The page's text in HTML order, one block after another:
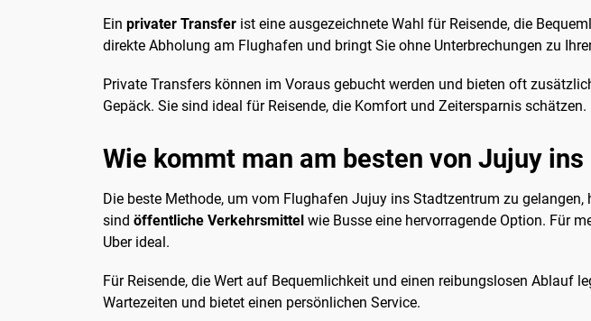
Ein privater Transfer ist eine ausgezeichnete Wahl für Reisende, die
direkte Abholung am Flughafen und bringt Sie ohne Unterbrechungen zu
Private Transfers können im Voraus gebucht werden und bieten oft
Gepäck. Sie sind ideal für Reisende, die Komfort und Zeitersparnis schätzen.
Wie kommt man am besten von Jujuy
Die beste Methode, um vom Flughafen Jujuy ins Stadtzentrum zu
sind öffentliche Verkehrsmittel wie Busse eine hervorragende Option. Für
Uber ideal.
Für Reisende, die Wert auf Bequemlichkeit und einen reibungslosen Ablauf
Wartezeiten und bietet einen persönlichen Service.